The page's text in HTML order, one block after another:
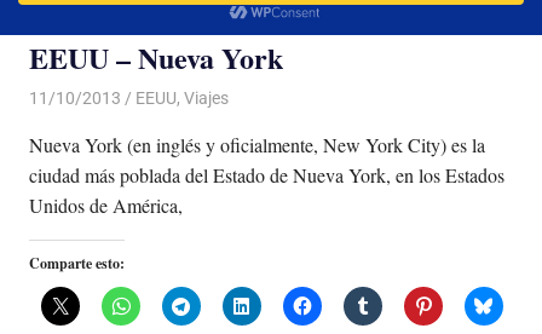
EEUU – Nueva York
11/10/2013 Luis Castellanos
EEUU, Viajes
Nueva York (en inglés y oficialmente, New York City) es la
ciudad más poblada del Estado de Nueva York, en los Estados
Unidos de América,
Comparte esto: